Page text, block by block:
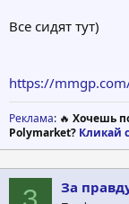
Все сидят тут)
https://
Реклама: 🔥 Хочешь
Polymarket? Кликай
За